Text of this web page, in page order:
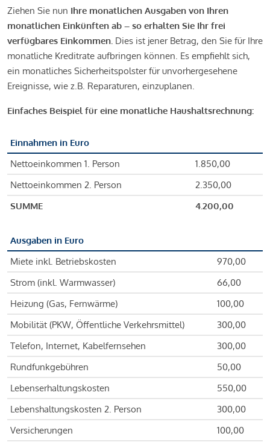
Ziehen Sie nun Ihre monatlichen Ausgaben von Ihren
monatlichen Einkünften ab – so erhalten Sie Ihr frei
verfügbares Einkommen. Dies ist jener Betrag, den Sie für Ihre
monatliche Kreditrate aufbringen können. Es empfiehlt sich,
ein monatliches Sicherheitspolster für unvorhergesehene
Ereignisse, wie z.B. Reparaturen, einzuplanen.
Einfaches Beispiel für eine monatliche Haushaltsrechnung:
Einnahmen in Euro
Nettoeinkommen 1. Person
1.850,00
Nettoeinkommen 2. Person
2.350,00
SUMME
4.200,00
Ausgaben in Euro
Miete inkl. Betriebskosten
970,00
Strom (inkl. Warmwasser)
66,00
Heizung (Gas, Fernwärme)
100,00
Mobilität (PKW, Öffentliche Verkehrsmittel)
300,00
Telefon, Internet, Kabelfernsehen
300,00
Rundfunkgebühren
50,00
Lebenserhaltungskosten
550,00
Lebenshaltungskosten 2. Person
300,00
Versicherungen
100,00